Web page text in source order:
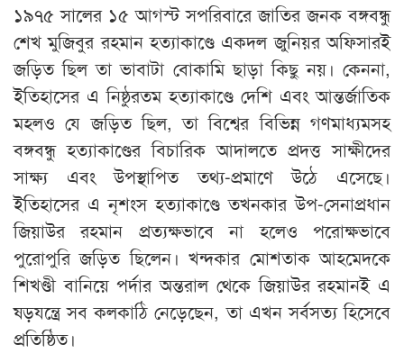
১৯৭৫ সালের ১৫ আগস্ট সপরিবারে জাতির জনক বঙ্গবন্ধু
শেখ মুজিবুর রহমান হত্যাকাণ্ডে একদল জুনিয়র অফিসারই
জড়িত ছিল তা ভাবাটা বোকামি ছাড়া কিছু নয়। কেননা,
ইতিহাসের এ নিষ্ঠুরতম হত্যাকাণ্ডে দেশি এবং আন্তর্জাতিক
মহলও যে জড়িত ছিল, তা বিশ্বের বিভিন্ন গণমাধ্যমসহ
বঙ্গবন্ধু হত্যাকাণ্ডের বিচারিক আদালতে প্রদত্ত সাক্ষীদের
সাক্ষ্য এবং উপস্থাপিত তথ্য-প্রমাণে উঠে এসেছে।
ইতিহাসের এ নৃশংস হত্যাকাণ্ডে তখনকার উপ-সেনাপ্রধান
জিয়াউর রহমান প্রত্যক্ষভাবে না হলেও পরোক্ষভাবে
পুরোপুরি জড়িত ছিলেন। খন্দকার মোশতাক আহমেদকে
শিখণ্ডী বানিয়ে পর্দার অন্তরাল থেকে জিয়াউর রহমানই এ
ষড়যন্ত্রে সব কলকাঠি নেড়েছেন, তা এখন সর্বসত্য হিসেবে
প্রতিষ্ঠিত।